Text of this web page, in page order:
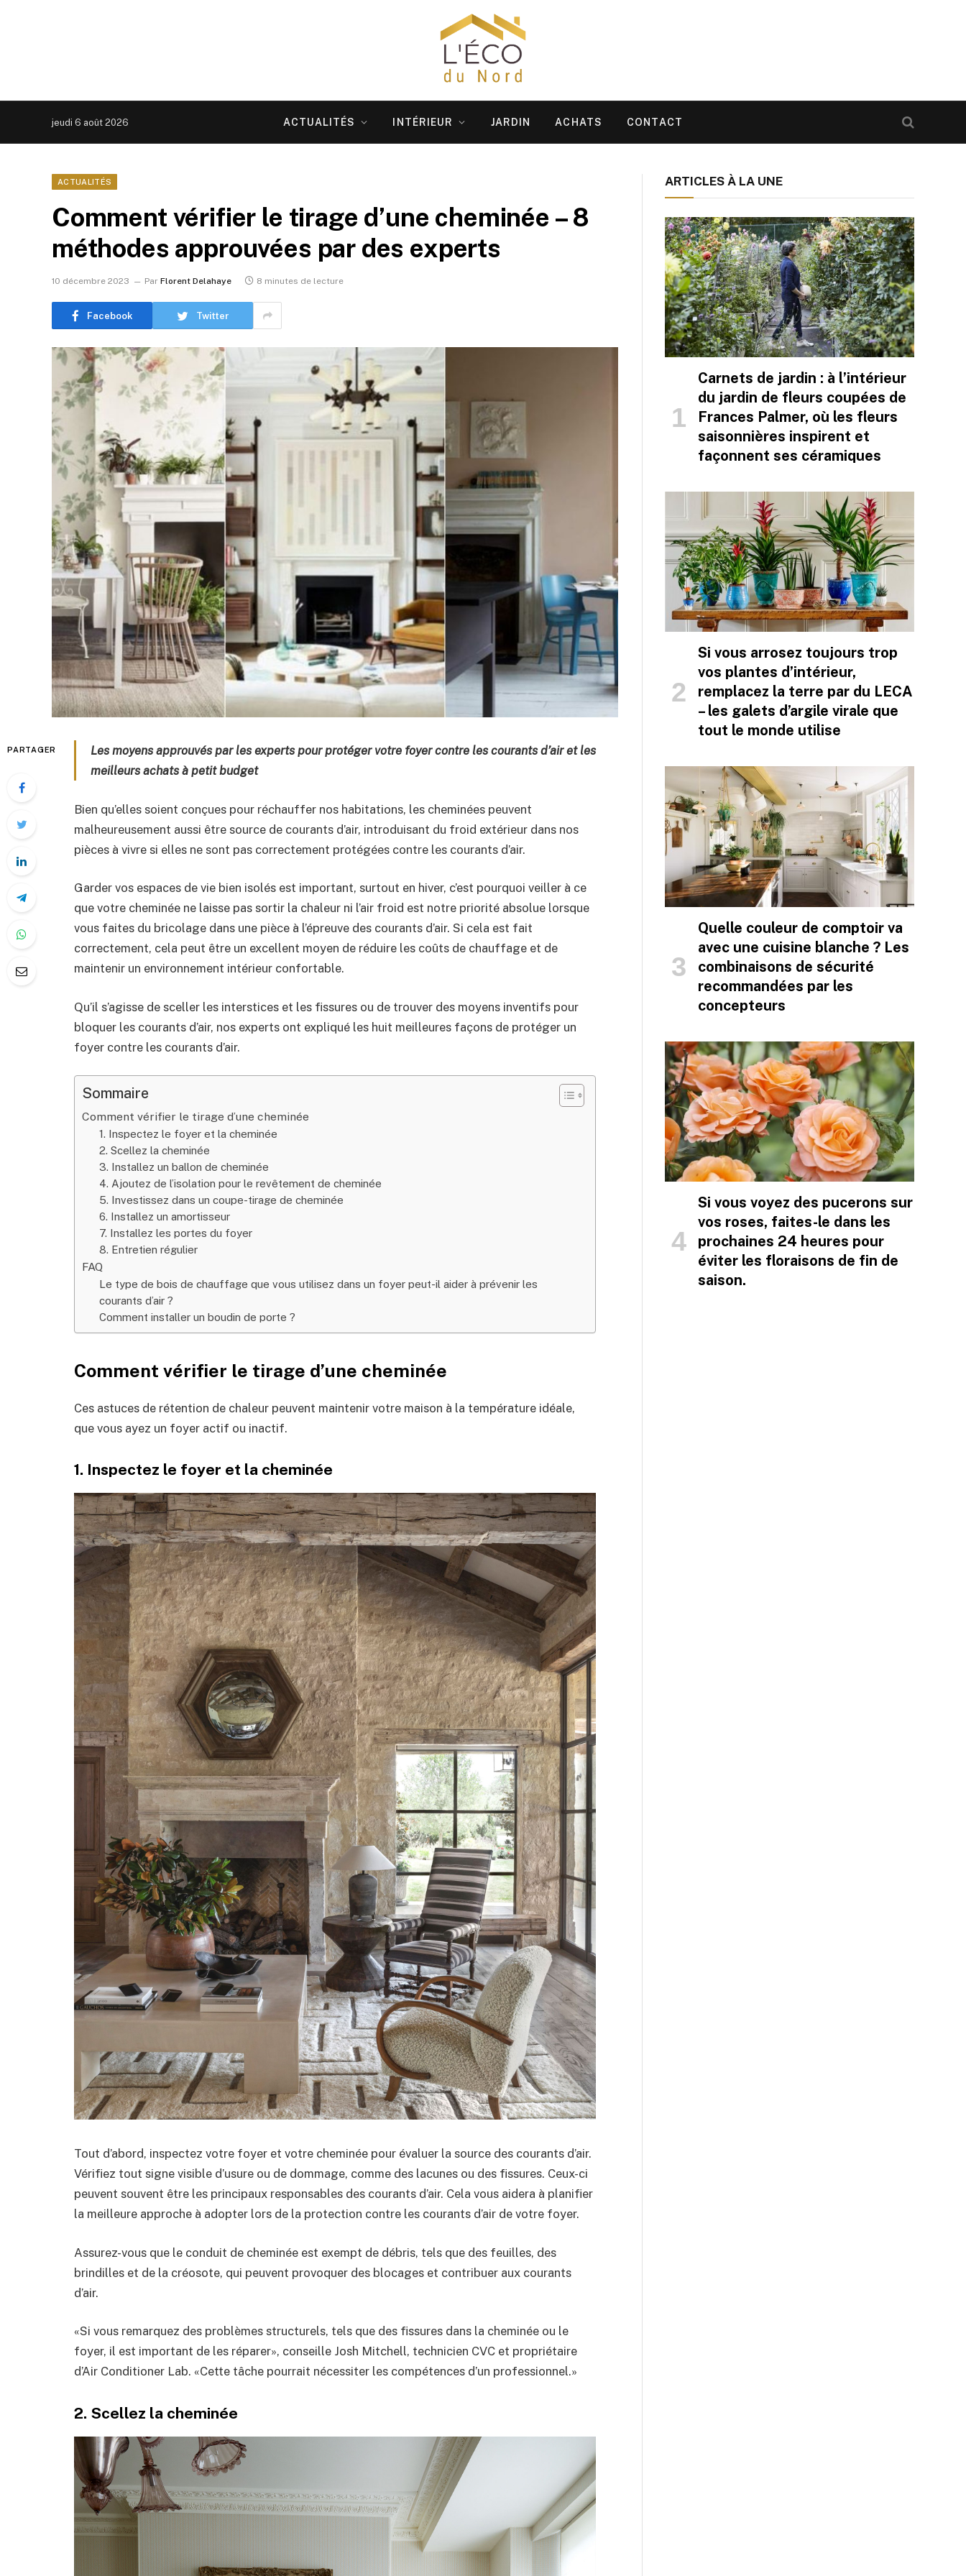
jeudi 6 août 2026 ACTUALITÉS INTÉRIEUR JARDIN ACHATS CONTACT
ACTUALITÉS
Comment vérifier le tirage d’une cheminée – 8
méthodes approuvées par des experts
10 décembre 2023 Par Florent Delahaye 8 minutes de lecture
Facebook Twitter
PARTAGER
Les moyens approuvés par les experts pour protéger votre foyer contre les courants d’air et les
meilleurs achats à petit budget
Bien qu’elles soient conçues pour réchauffer nos habitations, les cheminées peuvent
malheureusement aussi être source de courants d’air, introduisant du froid extérieur dans nos
pièces à vivre si elles ne sont pas correctement protégées contre les courants d’air.
Garder vos espaces de vie bien isolés est important, surtout en hiver, c’est pourquoi veiller à ce
que votre cheminée ne laisse pas sortir la chaleur ni l’air froid est notre priorité absolue lorsque
vous faites du bricolage dans une pièce à l’épreuve des courants d’air. Si cela est fait
correctement, cela peut être un excellent moyen de réduire les coûts de chauffage et de
maintenir un environnement intérieur confortable.
Qu’il s’agisse de sceller les interstices et les fissures ou de trouver des moyens inventifs pour
bloquer les courants d’air, nos experts ont expliqué les huit meilleures façons de protéger un
foyer contre les courants d’air.
Sommaire
Comment vérifier le tirage d’une cheminée
1. Inspectez le foyer et la cheminée
2. Scellez la cheminée
3. Installez un ballon de cheminée
4. Ajoutez de l’isolation pour le revêtement de cheminée
5. Investissez dans un coupe-tirage de cheminée
6. Installez un amortisseur
7. Installez les portes du foyer
8. Entretien régulier
FAQ
Le type de bois de chauffage que vous utilisez dans un foyer peut-il aider à prévenir les
courants d’air ?
Comment installer un boudin de porte ?
Comment vérifier le tirage d’une cheminée
Ces astuces de rétention de chaleur peuvent maintenir votre maison à la température idéale,
que vous ayez un foyer actif ou inactif.
1. Inspectez le foyer et la cheminée
Tout d’abord, inspectez votre foyer et votre cheminée pour évaluer la source des courants d’air.
Vérifiez tout signe visible d’usure ou de dommage, comme des lacunes ou des fissures. Ceux-ci
peuvent souvent être les principaux responsables des courants d’air. Cela vous aidera à planifier
la meilleure approche à adopter lors de la protection contre les courants d’air de votre foyer.
Assurez-vous que le conduit de cheminée est exempt de débris, tels que des feuilles, des
brindilles et de la créosote, qui peuvent provoquer des blocages et contribuer aux courants
d’air.
«Si vous remarquez des problèmes structurels, tels que des fissures dans la cheminée ou le
foyer, il est important de les réparer», conseille Josh Mitchell, technicien CVC et propriétaire
d’Air Conditioner Lab. «Cette tâche pourrait nécessiter les compétences d’un professionnel.»
2. Scellez la cheminée
ARTICLES À LA UNE
Carnets de jardin : à l’intérieur
du jardin de fleurs coupées de
Frances Palmer, où les fleurs
saisonnières inspirent et
façonnent ses céramiques
Si vous arrosez toujours trop
vos plantes d’intérieur,
remplacez la terre par du LECA
– les galets d’argile virale que
tout le monde utilise
Quelle couleur de comptoir va
avec une cuisine blanche ? Les
combinaisons de sécurité
recommandées par les
concepteurs
Si vous voyez des pucerons sur
vos roses, faites-le dans les
prochaines 24 heures pour
éviter les floraisons de fin de
saison.